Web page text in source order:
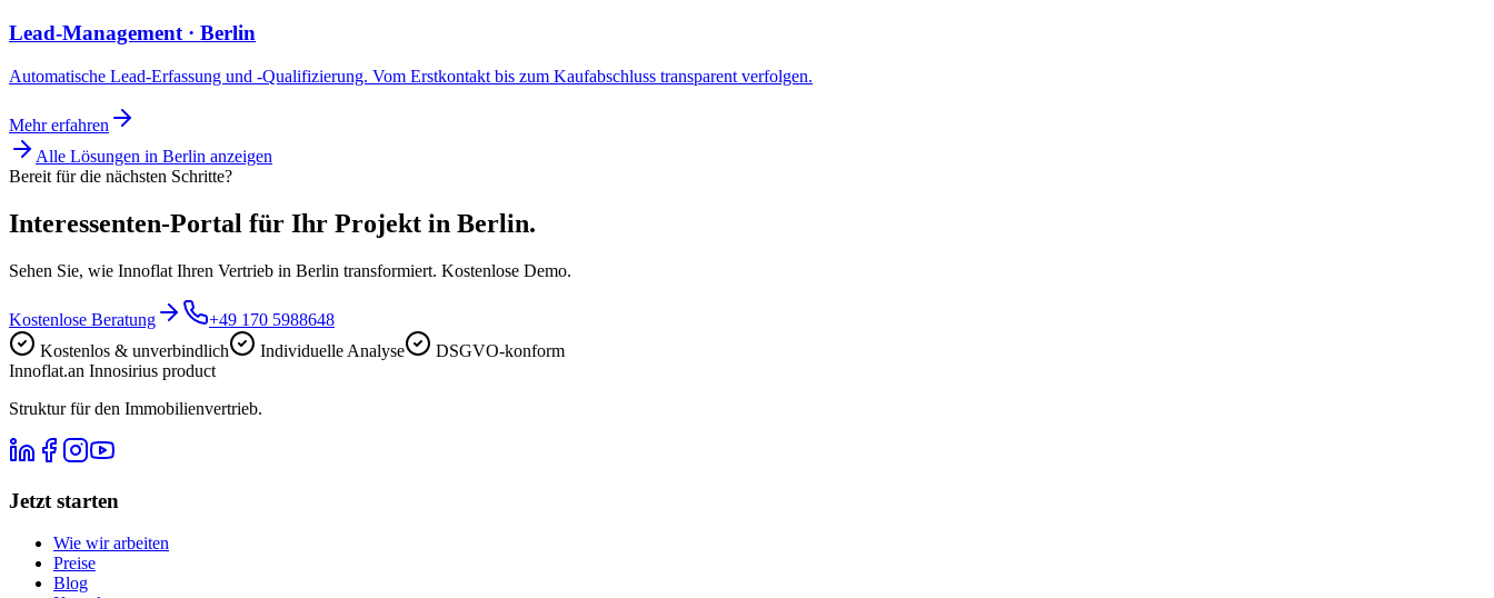
Lead-Management · Berlin
Automatische Lead-Erfassung und -Qualifizierung. Vom Erstkontakt bis zum Kaufabschluss transparent verfolgen.
Mehr erfahren
Alle Lösungen in Berlin anzeigen
Bereit für die nächsten Schritte?
Interessenten-Portal für Ihr Projekt in Berlin.
Sehen Sie, wie Innoflat Ihren Vertrieb in Berlin transformiert. Kostenlose Demo.
Kostenlose Beratung
+49 170 5988648
Kostenlos & unverbindlich
Individuelle Analyse
DSGVO-konform
Innoflat.an Innosirius product
Struktur für den Immobilienvertrieb.
Jetzt starten
Wie wir arbeiten
Preise
Blog